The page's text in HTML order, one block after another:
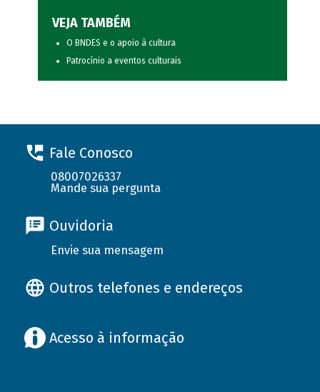
VEJA TAMBÉM
O BNDES e o apoio à cultura
Patrocínio a eventos culturais
Fale Conosco
08007026337
Mande sua pergunta
Ouvidoria
Envie sua mensagem
Outros telefones e endereços
Acesso à informação